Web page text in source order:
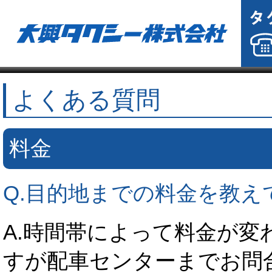
よくある質問
料金
Q.目的地までの料金を教え
A.時間帯によって料金が変
すが配車センターまでお問